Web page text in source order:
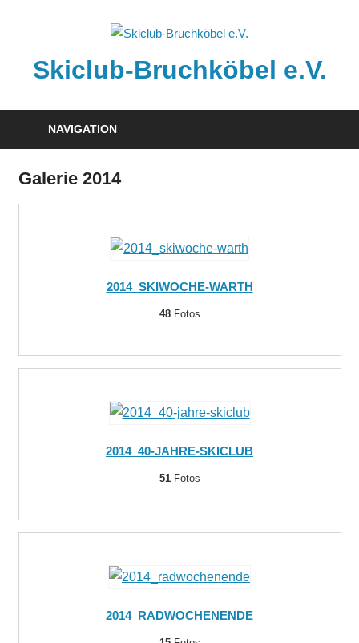
Skiclub-Bruchköbel e.V.
bruchkoebel.de
NAVIGATION
Galerie 2014
2014_SKIWOCHE-WARTH
48Fotos
2014_40-JAHRE-SKICLUB
51Fotos
2014_RADWOCHENENDE